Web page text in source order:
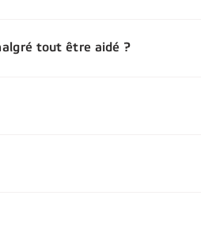
tout être aidé ?